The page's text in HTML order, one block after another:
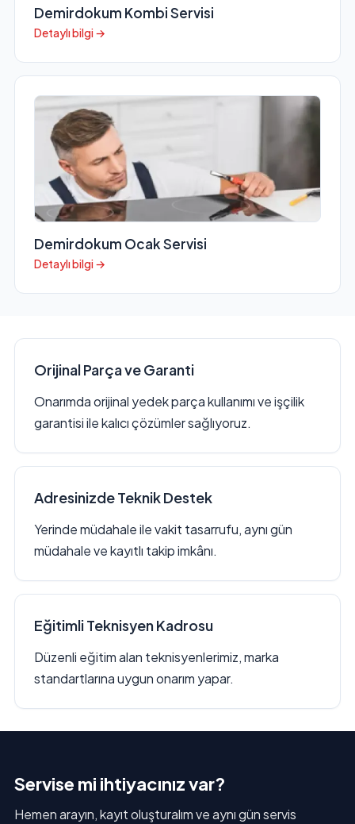
Demirdokum Kombi Servisi
Detaylı bilgi →
Demirdokum Ocak Servisi
Detaylı bilgi →
Orijinal Parça ve Garanti
Onarımda orijinal yedek parça kullanımı ve işçilik
garantisi ile kalıcı çözümler sağlıyoruz.
Adresinizde Teknik Destek
Yerinde müdahale ile vakit tasarrufu, aynı gün
müdahale ve kayıtlı takip imkânı.
Eğitimli Teknisyen Kadrosu
Düzenli eğitim alan teknisyenlerimiz, marka
standartlarına uygun onarım yapar.
Servise mi ihtiyacınız var?
Hemen arayın, kayıt oluşturalım ve aynı gün servis